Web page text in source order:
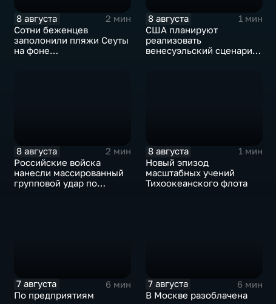
8 августа
2 мин
Сотни беженцев
заполонили пляжи Сеуты
на фоне
8 августа
1 мин
США планируют
реализовать
венесуэльский сценарий
8 августа
2 мин
Российские войска
нанесли массированный
групповой удар по
8 августа
1 мин
Новый эпизод
масштабных учений
Тихоокеанского флота
7 августа
6 мин
По предприятиям
7 августа
6 мин
В Москве разоблачена